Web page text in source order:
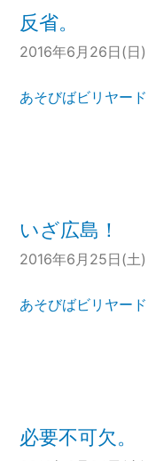
反省。
2016年6月26日(日)
あそびばビリヤード
いざ広島！
2016年6月25日(土)
あそびばビリヤード
必要不可欠。